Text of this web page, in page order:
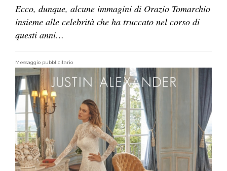
Ecco, dunque, alcune immagini di Orazio Tomarchio
insieme alle celebrità che ha truccato nel corso di
questi anni…
Messaggio pubblicitario